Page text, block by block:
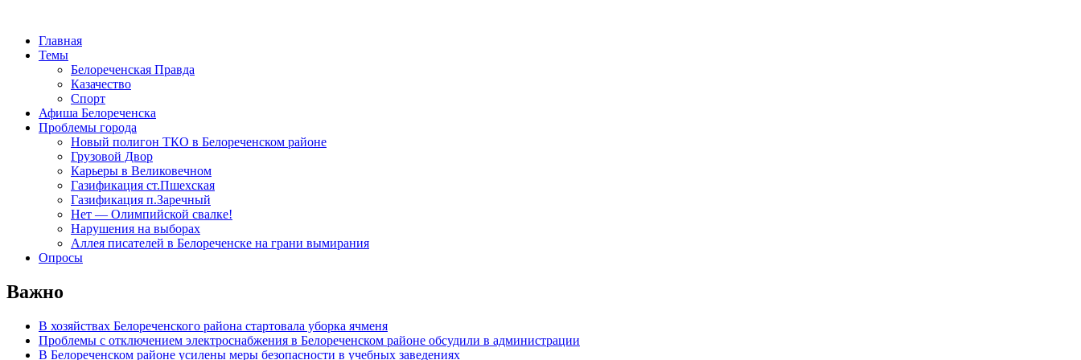
Главная
Темы
Белореченская Правда
Казачество
Спорт
Афиша Белореченска
Проблемы города
Новый полигон ТКО в Белореченском районе
Грузовой Двор
Карьеры в Великовечном
Газификация ст.Пшехская
Газификация п.Заречный
Нет — Олимпийской свалке!
Нарушения на выборах
Аллея писателей в Белореченске на грани вымирания
Опросы
Важно
В хозяйствах Белореченского района стартовала уборка ячменя
Проблемы с отключением электроснабжения в Белореченском районе обсудили в администрации
В Белореченском районе усилены меры безопасности в учебных заведениях